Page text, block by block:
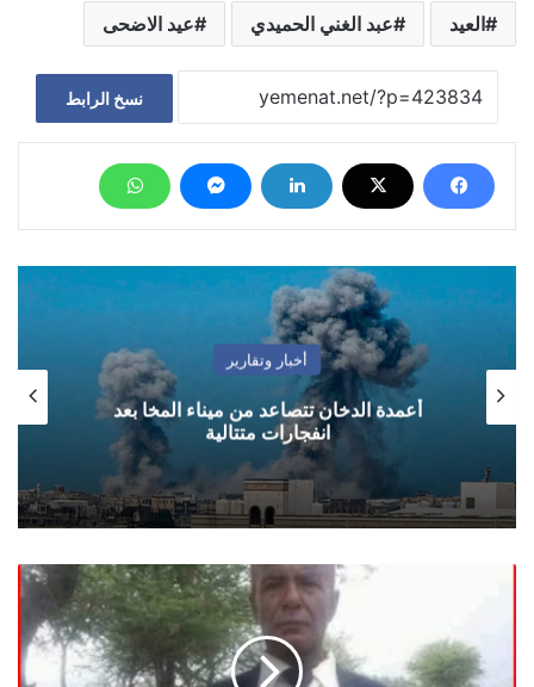
العيد عبد الغني الحميدي عيد الاضحى
نسخ الرابط
أخبار وتقارير
أعمدة الدخان تتصاعد من ميناء المخا بعد
انفجارات متتالية
مجلس